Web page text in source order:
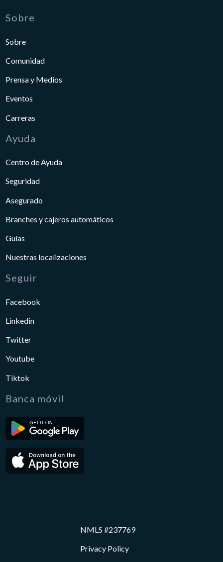
Sobre
Sobre
Comunidad
Prensa y Medios
Eventos
Carreras
Ayuda
Centro de Ayuda
Seguridad
Asegurado
Branches y cajeros automáticos
Guías
Nuestras localizaciones
Seguir
Facebook
Linkedin
Twitter
Youtube
Tiktok
Banca móvil
NMLS #237769
Privacy Policy